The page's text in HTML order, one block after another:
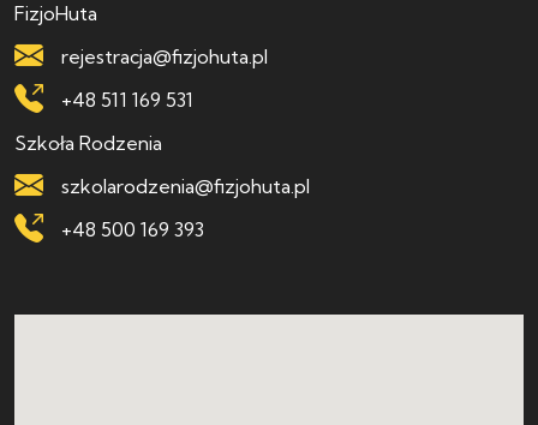
FizjoHuta
rejestracja@fizjohuta.pl
+48 511 169 531
Szkoła Rodzenia
szkolarodzenia@fizjohuta.pl
+48 500 169 393